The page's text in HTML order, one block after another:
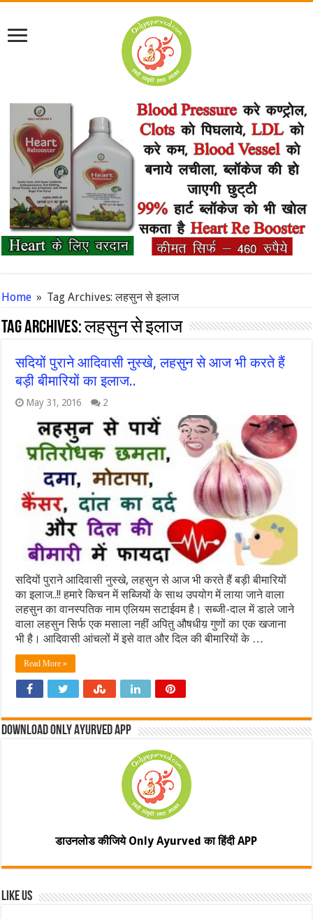
Home » Tag Archives: लहसुन से इलाज
Tag Archives:लहसुन से इलाज
सदियों पुराने आदिवासी नुस्खे, लहसुन से आज भी करते हैं
बड़ी बीमारियों का इलाज..
May 31, 2016 2
सदियों पुराने आदिवासी नुस्खे, लहसुन से आज भी करते हैं बड़ी बीमारियों
का इलाज..!! हमारे किचन में सब्जियों के साथ उपयोग में लाया जाने वाला
लहसुन का वानस्पतिक नाम एलियम सटाईवम है। सब्जी-दाल में डाले जाने
वाला लहसुन सिर्फ एक मसाला नहीं अपितु औषधीय़ गुणों का एक खजाना
भी है। आदिवासी आंचलों में इसे वात और दिल की बीमारियों के …
Read More »
Download Only Ayurved App
डाउनलोड कीजिये Only Ayurved का हिंदी APP
Like Us